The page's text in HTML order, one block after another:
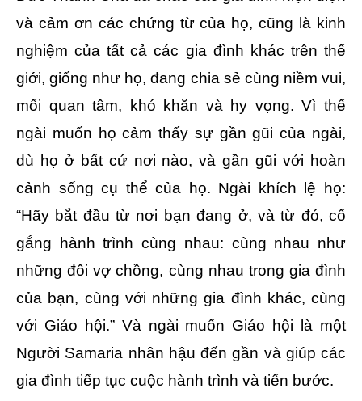
và cảm ơn các chứng từ của họ, cũng là kinh
nghiệm của tất cả các gia đình khác trên thế
giới, giống như họ, đang chia sẻ cùng niềm vui,
mối quan tâm, khó khăn và hy vọng. Vì thế
ngài muốn họ cảm thấy sự gần gũi của ngài,
dù họ ở bất cứ nơi nào, và gần gũi với hoàn
cảnh sống cụ thể của họ. Ngài khích lệ họ:
“Hãy bắt đầu từ nơi bạn đang ở, và từ đó, cố
gắng hành trình cùng nhau: cùng nhau như
những đôi vợ chồng, cùng nhau trong gia đình
của bạn, cùng với những gia đình khác, cùng
với Giáo hội.” Và ngài muốn Giáo hội là một
Người Samaria nhân hậu đến gần và giúp các
gia đình tiếp tục cuộc hành trình và tiến bước.